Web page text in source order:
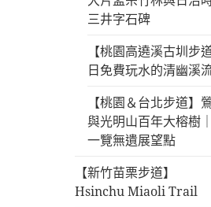
三井字石碑
【桃園高遶溪古圳步
日免費玩水的清幽溪
【桃園＆台北步道】
與光明山百年大榕樹
一覽無遺展望點
【新竹苗栗步道】
Hsinchu Miaoli Trail